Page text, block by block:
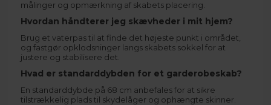
målinger og opmærkning af skabets placering.
Hvordan håndterer jeg skævheder i mit hjem?
Brug et vaterpas til at finde det højeste punkt i området,
og fastgør opklodsninger langs skabets sokkel for at
justere og stabilisere det.
Hvad er standarddybden for et garderobeskab?
En standarddybde på 68 cm anbefales for at sikre
tilstrækkelig plads til skydelåger og ophængte skinner.